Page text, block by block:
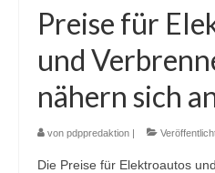
Preise für
und
nähern sich
von pdppredaktion |
Die Preise für Elektroautos